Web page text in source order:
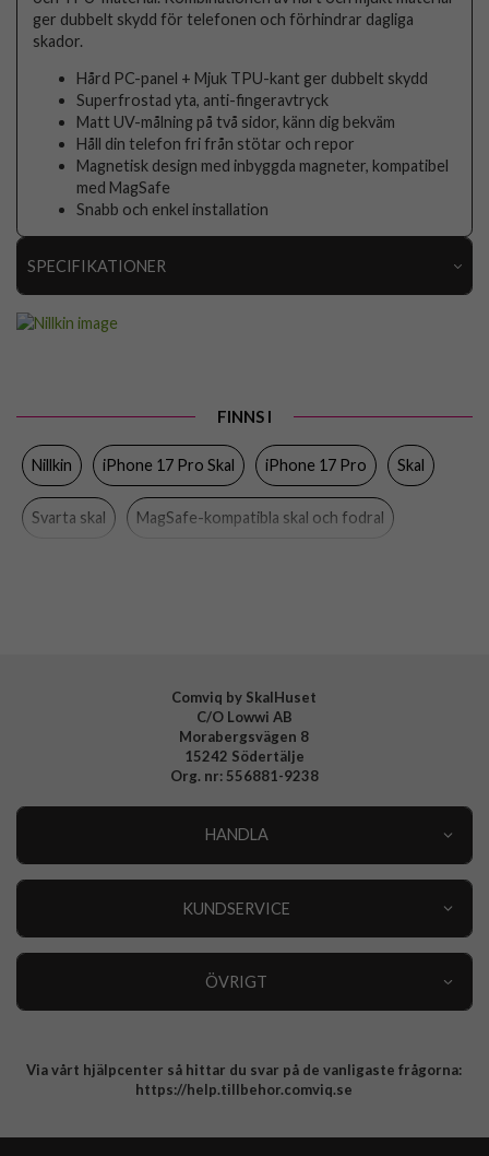
ger dubbelt skydd för telefonen och förhindrar dagliga
skador.
Hård PC-panel + Mjuk TPU-kant ger dubbelt skydd
Superfrostad yta, anti-fingeravtryck
Matt UV-målning på två sidor, känn dig bekväm
Håll din telefon fri från stötar och repor
Magnetisk design med inbyggda magneter, kompatibel
med MagSafe
Snabb och enkel installation
SPECIFIKATIONER
Färg Genomskinlig, Svart
Hårdplast (PC), Mjukplast (TPU)
FINNS I
Nillkin iPhone 17 Pro Skal iPhone 17 Pro Skal
Svarta skal MagSafe-kompatibla skal och fodral
Comviq by SkalHuset
C/O Lowwi AB
Morabergsvägen 8
15242 Södertälje
Org. nr: 556881-9238
HANDLA
KUNDSERVICE
ÖVRIGT
Integritetspolicy
Via vårt hjälpcenter så hittar du svar på de vanligaste frågorna:
https://help.tillbehor.comviq.se